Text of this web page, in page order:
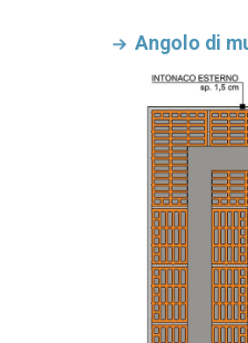
Angolo di